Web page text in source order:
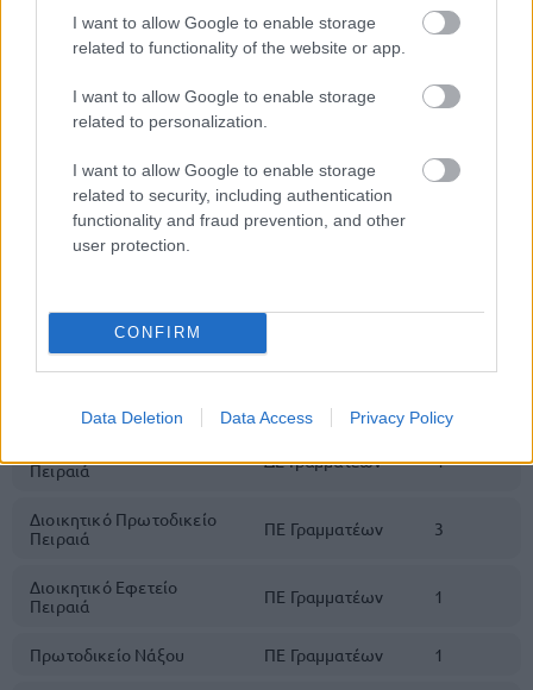
I want to allow Google to enable storage
related to functionality of the website or app.
I want to allow Google to enable storage
related to personalization.
I want to allow Google to enable storage
related to security, including authentication
functionality and fraud prevention, and other
user protection.
CONFIRM
Data Deletion Data Access Privacy Policy
Παράλληλη Έδρα
Αιτωλοακαρνανίας)
Μεσολογγίου
ΔΕ Γραμματέων 1
Διοικητικό Πρωτοδικείο
Αλεξανδρούπολης
ΠΕ Γραμματέων
Πρωτοδικείο Πειραιά
Πειραιά
ΔΕ Γραμματέων 4
Διοικητικό Πρωτοδικείο
Πειραιά
ΠΕ Γραμματέων 3
Διοικητικό Εφετείο
Πειραιά
ΠΕ Γραμματέων 1
Πρωτοδικείο Νάξου ΠΕ Γραμματέων 1